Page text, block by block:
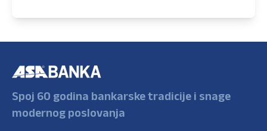
Spoj 60 godina bankarske tradicije i snage
modernog poslovanja